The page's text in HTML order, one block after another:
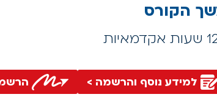
הקורס
למידע נוסף והרשמה >